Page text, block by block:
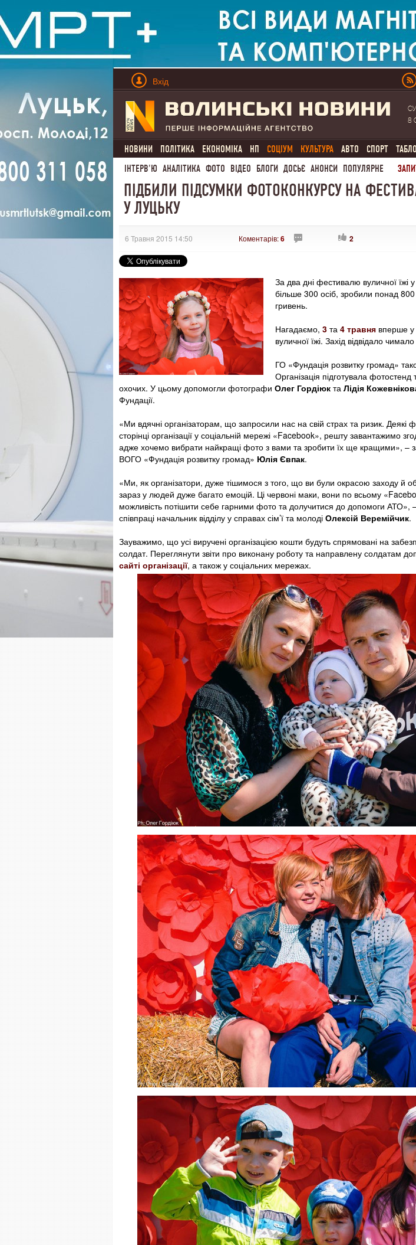
Вхід
8
НОВИНИ ПОЛІТИКА ЕКОНОМІКА НП СОЦІУМ КУЛЬТУРА АВТО СПОРТ
ІНТЕРВ'Ю АНАЛІТИКА ФОТО ВІДЕО БЛОГИ ДОСЬЄ АНОНСИ ПОПУЛЯРНЕ
ПІДБИЛИ ПІДСУМКИ ФОТОКОНКУРСУ НА
У ЛУЦЬКУ
6 Травня 2015 14:50 Коментарів:6 2
За два дні фестивалю вуличної їжі
більше 300 осіб, зробили понад
гривень.
Нагадаємо, 3 та 4 травня вперше у
вуличної їжі. Захід відвідало
ГО «Фундація розвитку громад»
Організація підготувала фотостенд
охочих. У цьому допомогли фотографи Олег Гордіюк та Лідія
Фундації.
«Ми вдячні організаторам, що запросили нас на свій страх та ризик. Деякі
сторінці організації у соціальній мережі «Facebook», решту завантажимо
адже хочемо вибрати найкращі фото з вами та зробити їх ще кращими», –
ВОГО «Фундація розвитку громад» Юлія Євпак.
«Ми, як організатори, дуже тішимося з того, що ви були окрасою заходу й
зараз у людей дуже багато емоцій. Ці червоні маки, вони по всьому
можливість потішити себе гарними фото та долучитися до допомоги АТО»,
співпраці начальник відділу у справах сім’ї та молоді Олексій Веремійчик.
Зауважимо, що усі виручені організацією кошти будуть спрямовані на
солдат. Переглянути звіти про виконану роботу та направлену солдатам
сайті організації, а також у соціальних мережах.